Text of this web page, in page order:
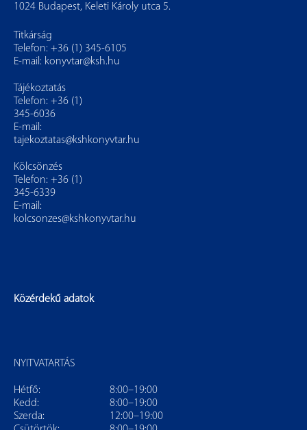
1024 Budapest, Keleti Károly utca 5.
Titkárság
Telefon: +36 (1) 345-6105
E-mail: konyvtar@ksh.hu
Tájékoztatás
Telefon: +36 (1)
345-6036
E-mail:
tajekoztatas@kshkonyvtar.hu
Kölcsönzés
Telefon: +36 (1)
345-6339
E-mail:
kolcsonzes@kshkonyvtar.hu
Közérdekű adatok
NYITVATARTÁS
Hétfő:
8:00–19:00
Kedd:
8:00–19:00
Szerda:
12:00–19:00